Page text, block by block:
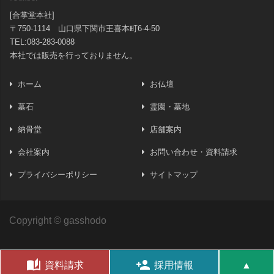
[合掌堂本社]
〒750-1114 山口県下関市王喜本町6-4-50
TEL:083-283-0088
本社では販売を行っておりません。
ホーム お仏壇
墓石 霊園・墓地
納骨堂 店舗案内
会社案内 お問い合わせ・資料請求
プライバシーポリシー サイトマップ
Copyright © gasshodo
auto_stories 資料請求 person_add 採用情報 ▲